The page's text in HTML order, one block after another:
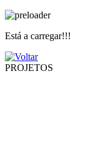
Está a carregar!!!
PROJETOS